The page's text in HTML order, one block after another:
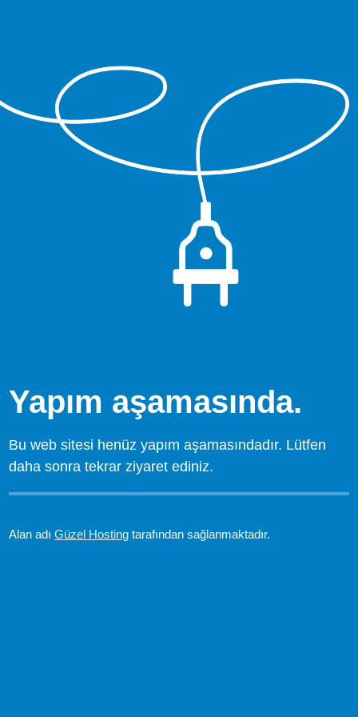
Yapım aşamasında.
Bu web sitesi henüz yapım aşamasındadır. Lütfen
daha sonra tekrar ziyaret ediniz.
Alan adıGüzel Hosting tarafından sağlanmaktadır.